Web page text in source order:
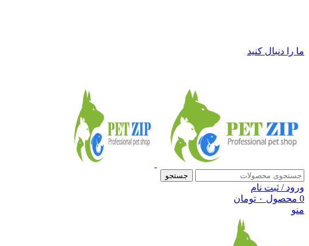
ما را دنبال کنید
جستجو
ورود / ثبت نام
0 محصول ۰ تومان
منو